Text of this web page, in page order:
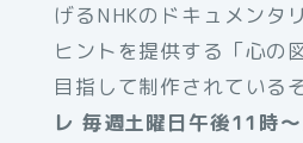
げるNHKのドキュメンタ
ヒントを提供する「心の
目指して制作されている
レ 毎週土曜日午後11時～